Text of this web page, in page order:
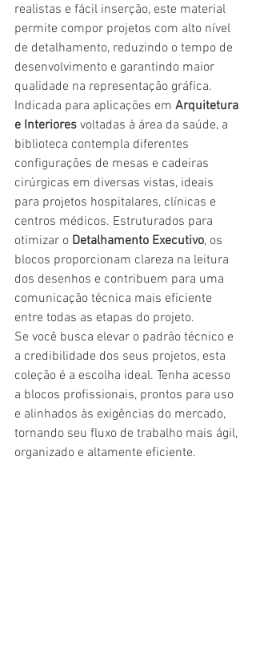
realistas e fácil inserção, este material
permite compor projetos com alto nível
de detalhamento, reduzindo o tempo de
desenvolvimento e garantindo maior
qualidade na representação gráfica.
Indicada para aplicações em Arquitetura
e Interiores voltadas à área da saúde, a
biblioteca contempla diferentes
configurações de mesas e cadeiras
cirúrgicas em diversas vistas, ideais
para projetos hospitalares, clínicas e
centros médicos. Estruturados para
otimizar o Detalhamento Executivo, os
blocos proporcionam clareza na leitura
dos desenhos e contribuem para uma
comunicação técnica mais eficiente
entre todas as etapas do projeto.
Se você busca elevar o padrão técnico e
a credibilidade dos seus projetos, esta
coleção é a escolha ideal. Tenha acesso
a blocos profissionais, prontos para uso
e alinhados às exigências do mercado,
tornando seu fluxo de trabalho mais ágil,
organizado e altamente eficiente.